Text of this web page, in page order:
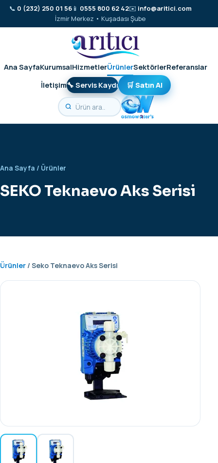
📞 0 (232) 250 01 56📱 0555 800 62 42✉️ info@aritici.com
İzmir Merkez • Kuşadası Şube
Ana SayfaKurumsalHizmetlerÜrünlerSektörlerReferanslar
İletişim🔧 Servis Kaydı 🛒 Satın Al
Ana Sayfa / Ürünler
SEKO Teknaevo Aks Serisi
Ürünler / Seko Teknaevo Aks Serisi